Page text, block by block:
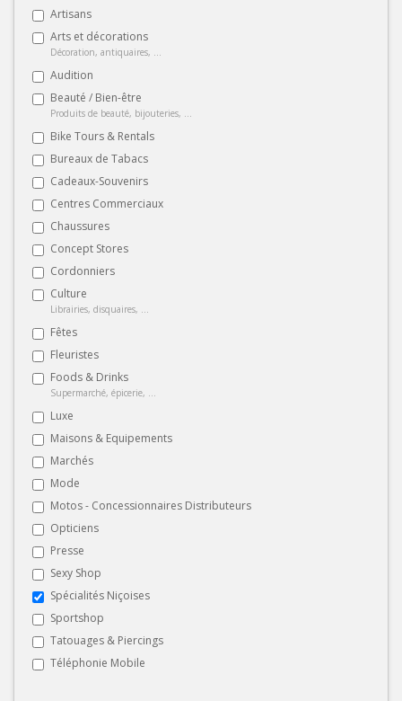
Artisans
Arts et décorations
Décoration, antiquaires, ...
Audition
Beauté / Bien-être
Produits de beauté, bijouteries, ...
Bike Tours & Rentals
Bureaux de Tabacs
Cadeaux-Souvenirs
Centres Commerciaux
Chaussures
Concept Stores
Cordonniers
Culture
Librairies, disquaires, ...
Fêtes
Fleuristes
Foods & Drinks
Supermarché, épicerie, ...
Luxe
Maisons & Equipements
Marchés
Mode
Motos - Concessionnaires Distributeurs
Opticiens
Presse
Sexy Shop
Spécialités Niçoises
Sportshop
Tatouages & Piercings
Téléphonie Mobile